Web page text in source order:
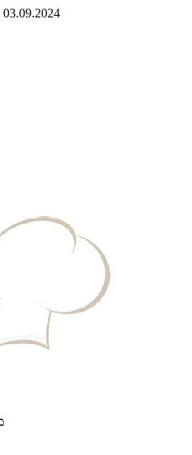
03.09.2024